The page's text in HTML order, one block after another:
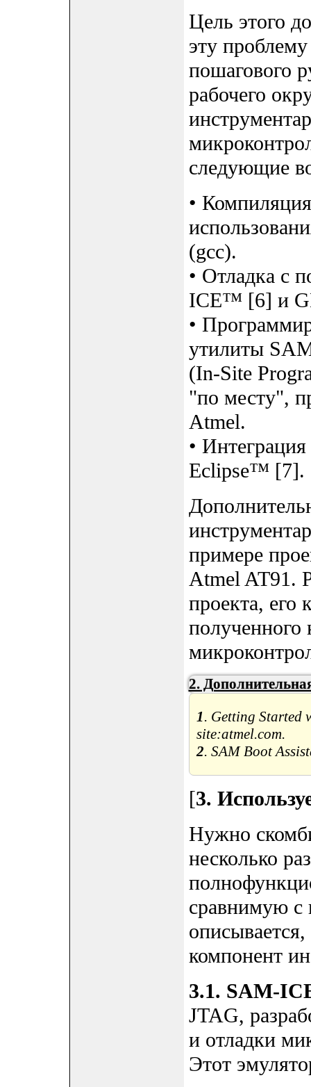
Цель этого
эту
пошагового
рабочего
следующие
•
(gcc).
• Отладка с
ICE™ [6] и
•
утилиты
(In-Site
"по месту",
Atmel.
• Интеграция
Eclipse™ [7].
примере
Atmel AT91.
проекта, его
полученного
2.
1. Getting Started
site:atmel.com.
2. SAM Boot
[3.
Нужно
несколько
сравнимую с
компонент
3.1. SAM-
JTAG,
и отладки
Этот